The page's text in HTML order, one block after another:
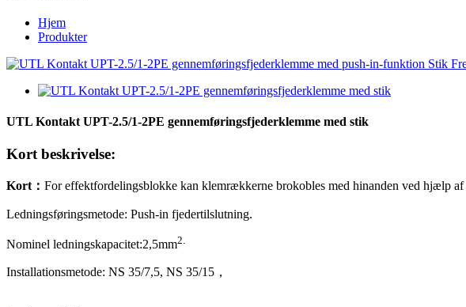
Hjem
Produkter
UTL Kontakt UPT-2.5/1-2PE gennemføringsfjederklemme med stik
Kort beskrivelse:
Kort ： For effektfordelingsblokke kan klemrækkerne brokobles med hinanden ved hjælp
Ledningsføringsmetode: Push-in fjedertilslutning.
Nominel ledningskapacitet:2,5mm2.
Installationsmetode: NS 35/7,5, NS 35/15 ，